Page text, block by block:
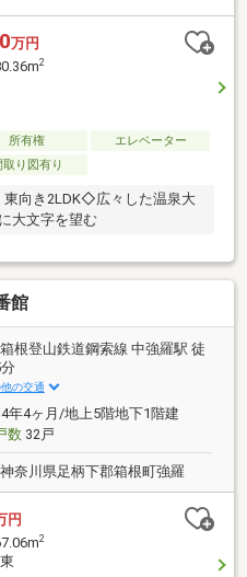
万円
2
所有権
エレベーター
取り図有り
東向き2LDK◇広々した温泉大
大文字を望む
館
箱根登山鉄道鋼索線 中強羅駅 徒
の交通
年4ヶ月/地上5階地下1階建
数32戸
神奈川県足柄下郡箱根町強羅
円
2